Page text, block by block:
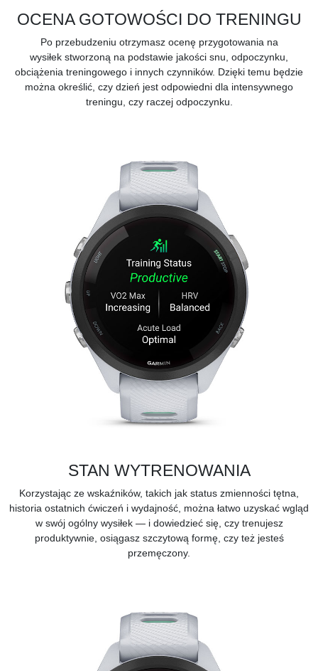
OCENA GOTOWOŚCI DO TRENINGU
Po przebudzeniu otrzymasz ocenę przygotowania na
wysiłek stworzoną na podstawie jakości snu, odpoczynku,
obciążenia treningowego i innych czynników. Dzięki temu będzie
można określić, czy dzień jest odpowiedni dla intensywnego
treningu, czy raczej odpoczynku.
STAN WYTRENOWANIA
Korzystając ze wskaźników, takich jak status zmienności tętna,
historia ostatnich ćwiczeń i wydajność, można łatwo uzyskać wgląd
w swój ogólny wysiłek — i dowiedzieć się, czy trenujesz
produktywnie, osiągasz szczytową formę, czy też jesteś
przemęczony.